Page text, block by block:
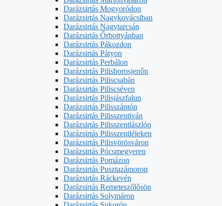
Darázsirtás Mogyoródon
Darázsirtás Nagykovácsiban
Darázsirtás Nagytarcsán
Darázsirtás Őrbottyánban
Darázsirtás Pákozdon
Darázsirtás Pátyon
Darázsirtás Perbálon
Darázsirtás Pilisborosjenőn
Darázsirtás Piliscsabán
Darázsirtás Piliscséven
Darázsirtás Pilisjászfalun
Darázsirtás Pilisszántón
Darázsirtás Pilisszentiván
Darázsirtás Pilisszentlászlón
Darázsirtás Pilisszentléleken
Darázsirtás Pilisvörösváron
Darázsirtás Pócsmegyeren
Darázsirtás Pomázon
Darázsirtás Pusztazámoron
Darázsirtás Ráckevén
Darázsirtás Remeteszőlősön
Darázsirtás Solymáron